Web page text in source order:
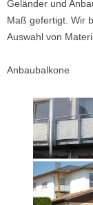
Geländer und
Maß gefertigt. Wir
Auswahl von
Anbaubalkone